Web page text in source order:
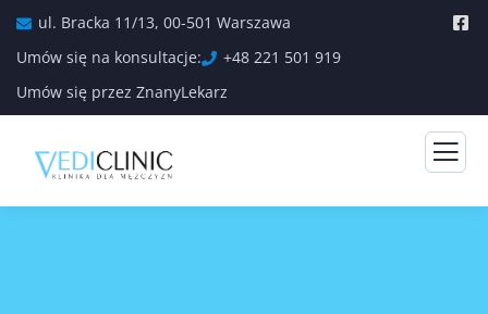
ul. Bracka 11/13, 00-501 Warszawa
Umów się na konsultacje:
+48 221 501 919
Umów się przez ZnanyLekarz